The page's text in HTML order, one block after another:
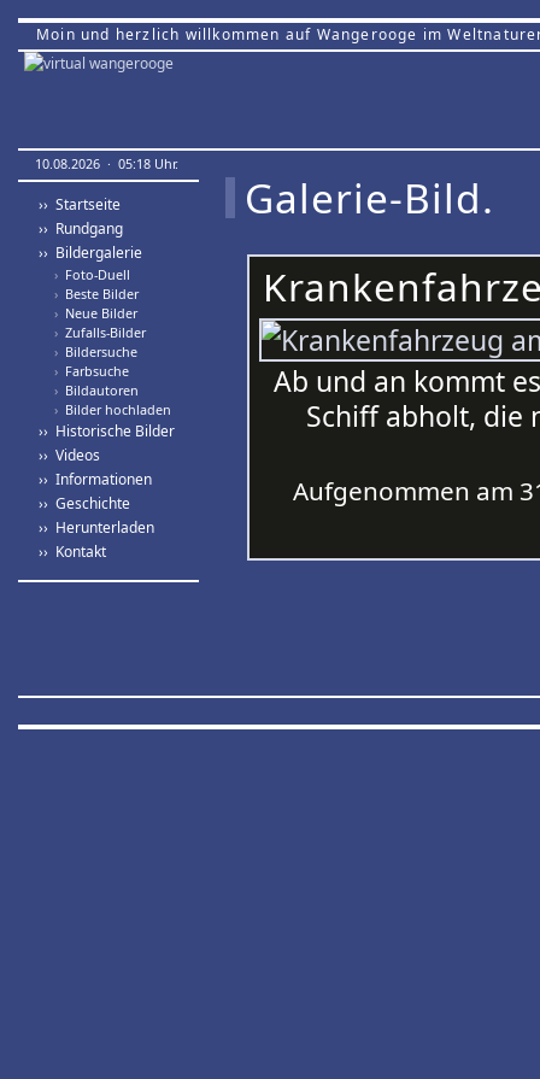
Moin und herzlich willkommen auf Wangerooge im
10.08.2026 · 05:18 Uhr.
›› Startseite
›› Rundgang
›› Bildergalerie
› Foto-Duell
› Beste Bilder
› Neue Bilder
› Zufalls-Bilder
› Bildersuche
› Farbsuche
› Bildautoren
› Bilder hochladen
›› Historische Bilder
›› Videos
›› Informationen
›› Geschichte
›› Herunterladen
›› Kontakt
Galerie-Bild.
Ab und an kommt
Schiff abholt, die
Aufgenommen am